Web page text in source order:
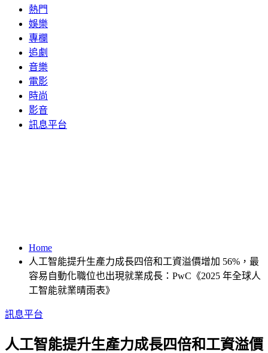
熱門
娛樂
專欄
追劇
音樂
電影
時尚
影音
訊息平台
Home
人工智能提升生產力成長四倍和工資溢價增加 56%，最
容易自動化職位也出現就業成長：PwC《2025 年全球人
工智能就業晴雨表》
訊息平台
人工智能提升生產力成長四倍和工資溢價